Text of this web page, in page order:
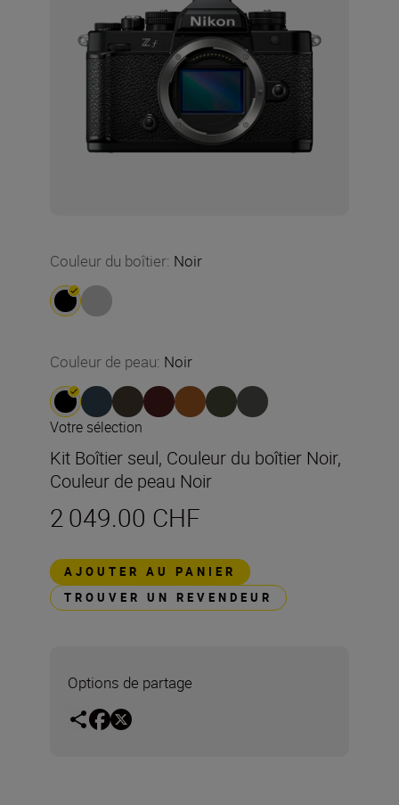
Couleur du boîtier: Noir
Couleur de peau: Noir
Votre sélection
Kit Boîtier seul, Couleur du boîtier Noir,
Couleur de peau Noir
2 049.00 CHF
AJOUTER AU PANIER
TROUVER UN REVENDEUR
Options de partage